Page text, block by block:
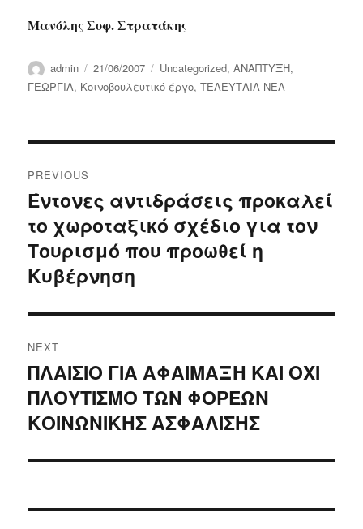
Μανόλης Σοφ. Στρατάκης
Author
admin
Posted
on
21/06/2007 Categories
Uncategorized,ΑΝΑΠΤΥΞΗ,
ΓΕΩΡΓΙΑ, Κοινοβουλευτικό έργο,ΤΕΛΕΥΤΑΙΑ ΝΕΑ
navigation
PREVIOUS
Previous
post:
Έντονες αντιδράσεις προκαλεί
το χωροταξικό σχέδιο για τον
Τουρισμό που προωθεί η
Κυβέρνηση
NEXT
Next
post:
ΠΛΑΙΣΙΟ ΓΙΑ ΑΦΑΙΜΑΞΗ ΚΑΙ ΟΧΙ
ΠΛΟΥΤΙΣΜΟ ΤΩΝ ΦΟΡΕΩΝ
ΚΟΙΝΩΝΙΚΗΣ ΑΣΦΑΛΙΣΗΣ